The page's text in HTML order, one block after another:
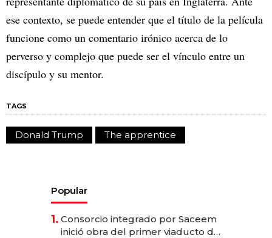
ese contexto, se puede entender que el título de la película
funcione como un comentario irónico acerca de lo
perverso y complejo que puede ser el vínculo entre un
discípulo y su mentor.
TAGS
Donald Trump The apprentice
Popular
1. Consorcio integrado por Saceem
inició obra del primer viaducto de